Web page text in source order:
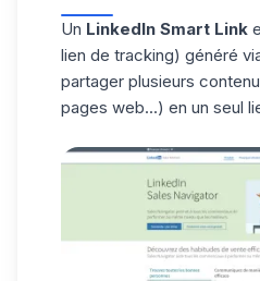
Un LinkedIn Smart Link
lien de tracking) généré
partager plusieurs
pages web...) en un seul